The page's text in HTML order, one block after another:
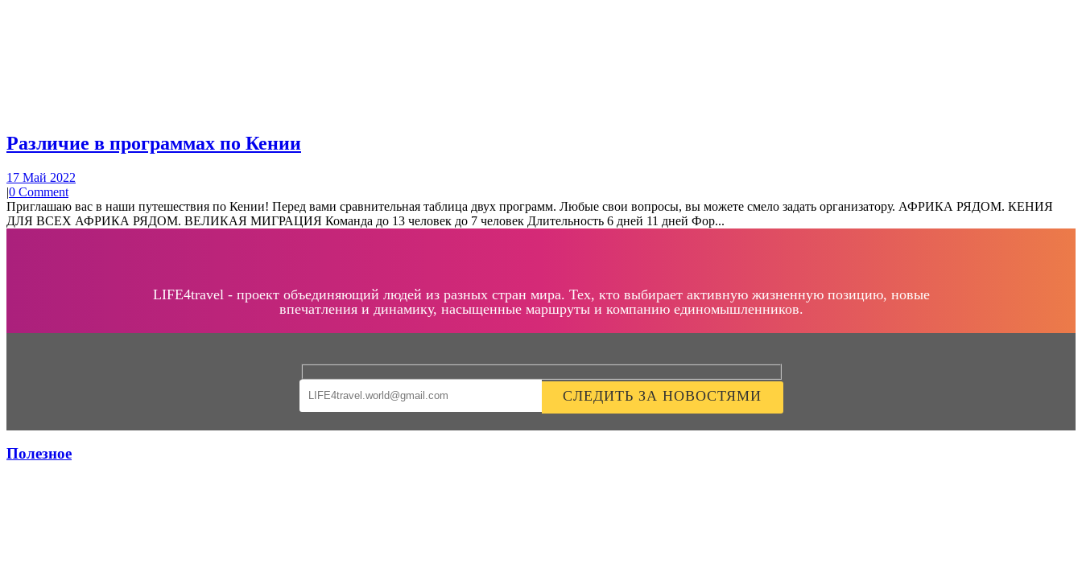
Различие в программах по Кении
17 Май 2022
|0 Comment
Приглашаю вас в наши путешествия по Кении! Перед вами сравнительная таблица двух программ. Любые свои вопросы, вы можете смело задать организатору. АФРИКА РЯДОМ. КЕНИЯ
ДЛЯ ВСЕХ АФРИКА РЯДОМ. ВЕЛИКАЯ МИГРАЦИЯ Команда до 13 человек до 7 человек Длительность 6 дней 11 дней Фор...
LIFE4travel - проект объединяющий людей из разных стран мира. Тех, кто выбирает активную жизненную позицию, новые
впечатления и динамику, насыщенные маршруты и компанию единомышленников.
Полезное